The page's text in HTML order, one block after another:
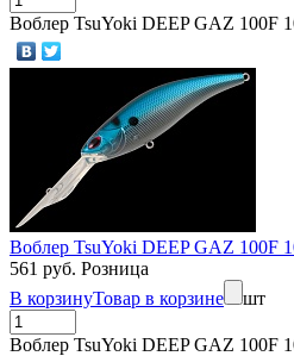
Воблер TsuYoki DEEP GAZ 100F
Воблер TsuYoki DEEP GAZ 100F
561 руб. Розница
В корзинуТовар в корзине шт
Воблер TsuYoki DEEP GAZ 100F